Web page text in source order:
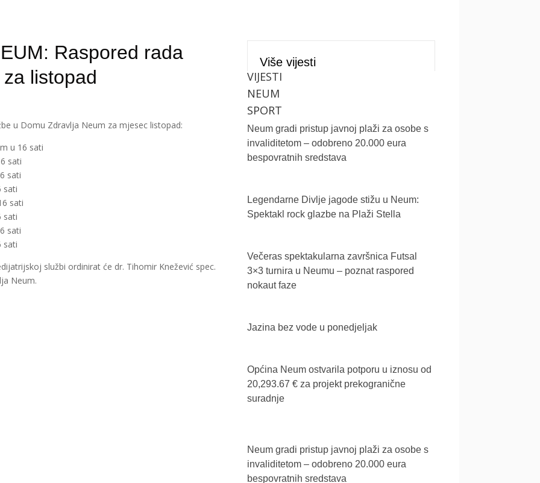
Raspored rada
listopad
u Domu Zdravlja Neum za mjesec listopad:
u 16 sati
sati
sati
sati
sati
sati
sati
sati
službi ordinirat će dr. Tihomir Knežević spec.
Neum.
Više vijesti
VIJESTI
NEUM
SPORT
Neum gradi pristup javnoj plaži za osobe s
invaliditetom – odobreno 20.000 eura
bespovratnih sredstava
Legendarne Divlje jagode stižu u Neum:
Spektakl rock glazbe na Plaži Stella
Večeras spektakularna završnica Futsal
3×3 turnira u Neumu – poznat raspored
nokaut faze
Jazina bez vode u ponedjeljak
Općina Neum ostvarila potporu u iznosu od
20,293.67 € za projekt prekogranične
suradnje
Neum gradi pristup javnoj plaži za osobe s
invaliditetom – odobreno 20.000 eura
bespovratnih sredstava